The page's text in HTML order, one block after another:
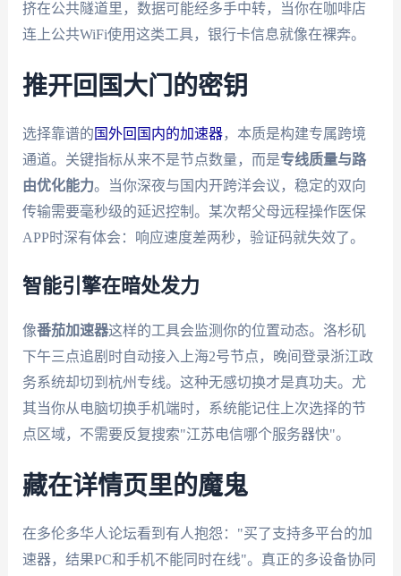
挤在公共隧道里，数据可能经多手中转，当你在咖啡店
连上公共WiFi使用这类工具，银行卡信息就像在裸奔。
推开回国大门的密钥
选择靠谱的 国外回国内的加速器，本质是构建专属跨境
通道。关键指标从来不是节点数量，而是专线质量与路
由优化能力。当你深夜与国内开跨洋会议，稳定的双向
传输需要毫秒级的延迟控制。某次帮父母远程操作医保
APP时深有体会：响应速度差两秒，验证码就失效了。
智能引擎在暗处发力
像番茄加速器这样的工具会监测你的位置动态。洛杉矶
下午三点追剧时自动接入上海2号节点，晚间登录浙江政
务系统却切到杭州专线。这种无感切换才是真功夫。尤
其当你从电脑切换手机端时，系统能记住上次选择的节
点区域，不需要反复搜索"江苏电信哪个服务器快"。
藏在详情页里的魔鬼
在多伦多华人论坛看到有人抱怨："买了支持多平台的加
速器，结果PC和手机不能同时在线"。真正的多设备协同